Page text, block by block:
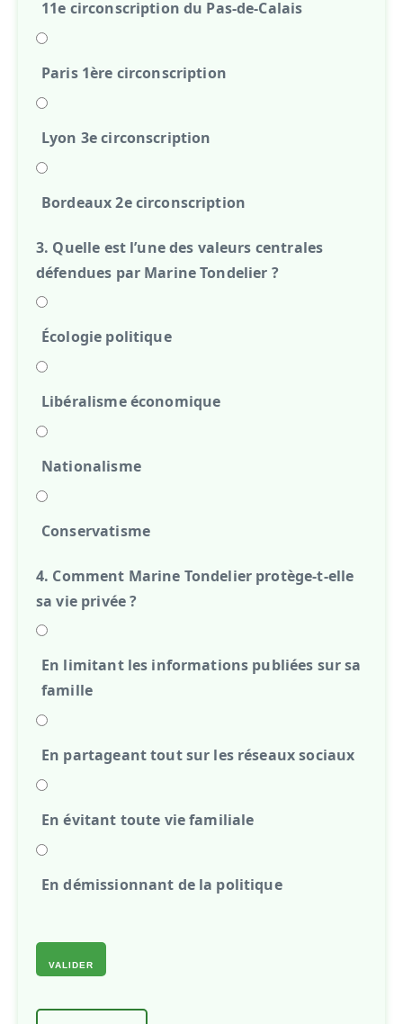
11e circonscription du Pas-de-Calais
Paris 1ère circonscription
Lyon 3e circonscription
Bordeaux 2e circonscription
3. Quelle est l’une des valeurs centrales
défendues par Marine Tondelier ?
Écologie politique
Libéralisme économique
Nationalisme
Conservatisme
4. Comment Marine Tondelier protège-t-elle
sa vie privée ?
En limitant les informations publiées sur sa
famille
En partageant tout sur les réseaux sociaux
En évitant toute vie familiale
En démissionnant de la politique
VALIDER